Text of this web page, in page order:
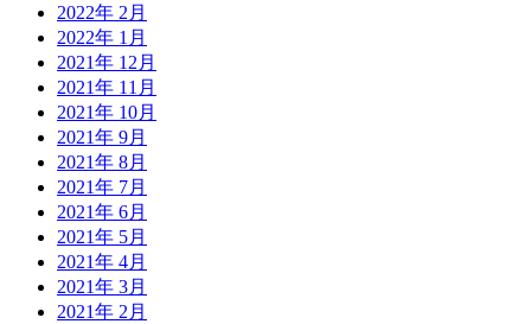
2022年 2月
2022年 1月
2021年 12月
2021年 11月
2021年 10月
2021年 9月
2021年 8月
2021年 7月
2021年 6月
2021年 5月
2021年 4月
2021年 3月
2021年 2月